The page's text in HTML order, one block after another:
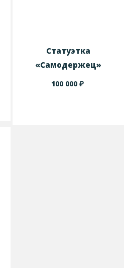
Статуэтка
«Самодержец»
100 000₽